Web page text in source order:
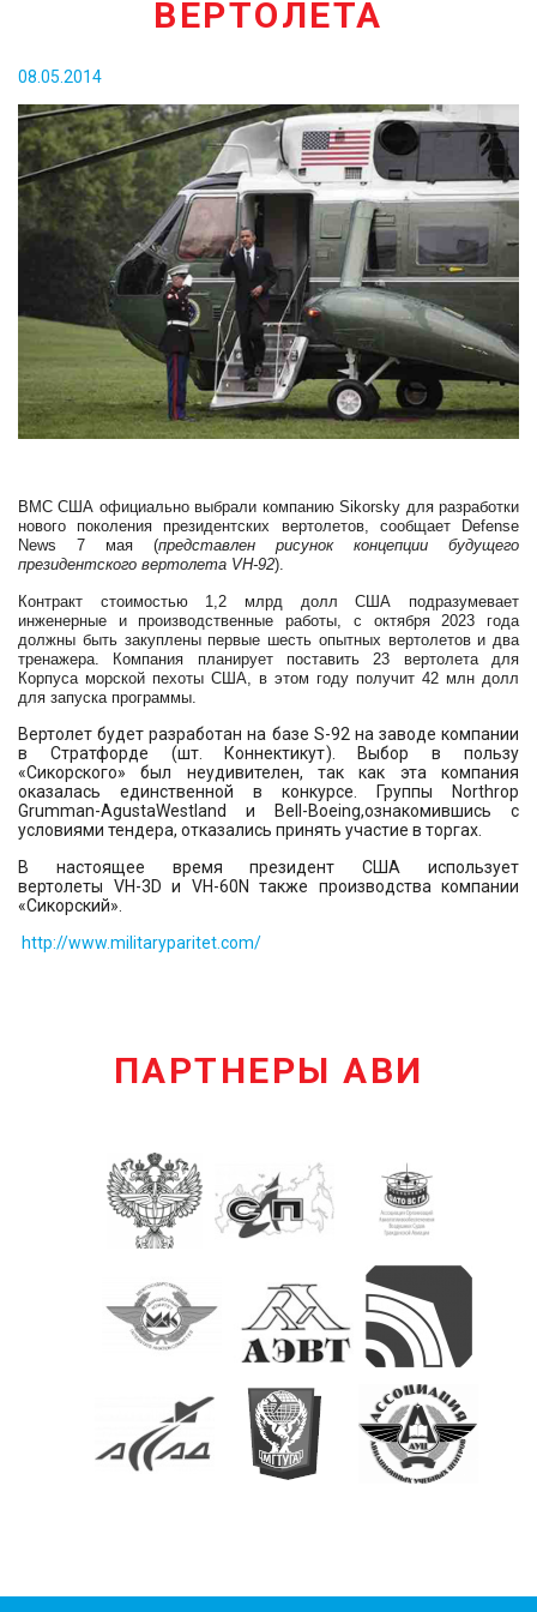
ВЕРТОЛЕТА
08.05.2014
ВМС США официально выбрали компаниюSikorsky для разработки
нового поколения президентских вертолетов, сообщает
Defense
News 7 мая (представлен рисунок концепции будущего
президентского вертолета VH-92)
Контракт стоимостью 1,2 млрд долл США подразумевает
инженерные и производственные работы, с октября 2023 года
должны быть закуплены первые шесть опытных вертолетов и два
тренажера. Компания планирует поставить 23 вертолета для
Корпуса морской пехоты США, в этом году получит 42 млн долл
для запуска программы.
Вертолет будет разработан на базе S-92 на заводе компании
в Стратфорде (шт. Коннектикут). Выбор в пользу
«Сикорского»был неудивителен, так как эта компания
оказалась единственной в конкурсе. Группы
Northrop
Grumman-AgustaWestland и Bell-Boeing,ознакомившись с
условиями тендера, отказались принять участие в торгах.
В настоящее время президент США использует
вертолеты VH-3D и VH-60N также производства компании
«Сикорский».
http://www.militaryparitet.com/
ПАРТНЕРЫ АВИ